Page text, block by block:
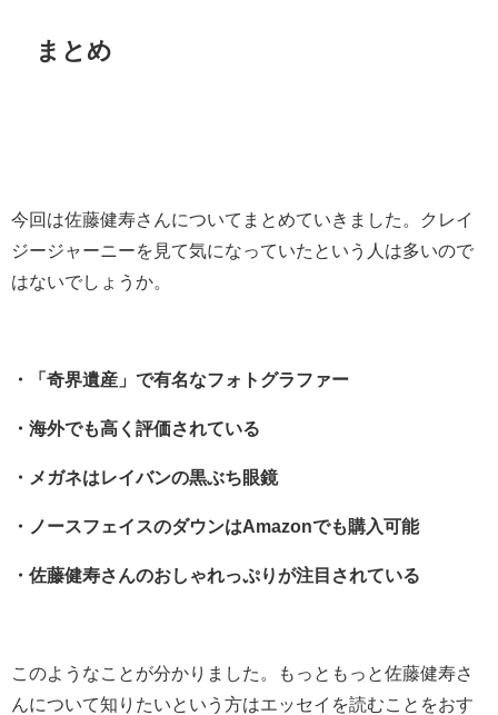
まとめ
今回は佐藤健寿さんについてまとめていきました。クレイ
ジージャーニーを見て気になっていたという人は多いので
はないでしょうか。
・「奇界遺産」で有名なフォトグラファー
・海外でも高く評価されている
・メガネはレイバンの黒ぶち眼鏡
・ノースフェイスのダウンはAmazonでも購入可能
・佐藤健寿さんのおしゃれっぷりが注目されている
このようなことが分かりました。もっともっと佐藤健寿さ
んについて知りたいという方はエッセイを読むことをおす